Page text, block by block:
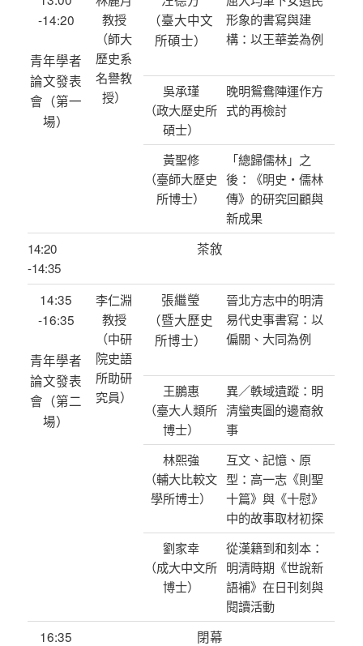
-14:20
青年學者
論文發表
會（第一
場）
教授
（師大
歷史系
名譽教
授）
（臺大中文
所碩士）
形象的書寫與建
構：以王華姜為例
吳承瑾
（政大歷史所
碩士）
晚明鴛鴦陣運作方
式的再檢討
黃聖修
（臺師大歷史
所博士）
「總歸儒林」之
後：《明史‧儒林
傳》的研究回顧與
新成果
14:20
-14:35
茶敘
14:35
-16:35
青年學者
論文發表
會（第二
場）
李仁淵
教授
（中研
院史語
所助研
究員）
張繼瑩
（暨大歷史
所博士）
晉北方志中的明清
易代史事書寫：以
偏關、大同為例
王鵬惠
（臺大人類所
博士）
異／軼域遺蹤：明
清蠻夷圖的邊裔敘
事
林熙強
（輔大比較文
學所博士）
互文、記憶、原
型：高一志《則聖
十篇》與《十慰》
中的故事取材初探
劉家幸
（成大中文所
博士）
從漢籍到和刻本：
明清時期《世說新
語補》在日刊刻與
閱讀活動
16:35
閉幕